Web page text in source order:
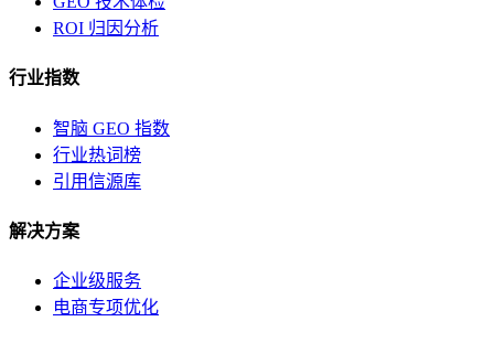
ROI 归因分析
行业指数
智脑 GEO 指数
行业热词榜
引用信源库
解决方案
企业级服务
电商专项优化